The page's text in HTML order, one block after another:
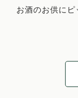
お酒のお供にピ